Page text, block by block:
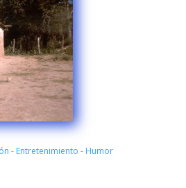
- Entretenimiento - Humor